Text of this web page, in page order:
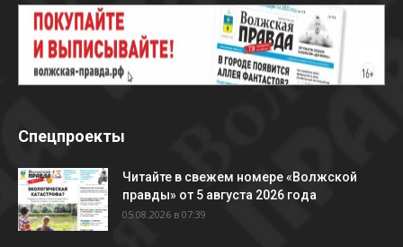
Спецпроекты
Читайте в свежем номере «Волжской
правды» от 5 августа 2026 года
05.08.2026 в 07:39